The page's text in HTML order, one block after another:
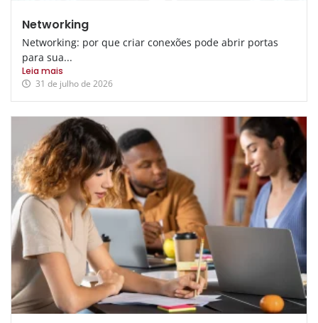
Networking
Networking: por que criar conexões pode abrir portas
para sua...
Leia mais
31 de julho de 2026